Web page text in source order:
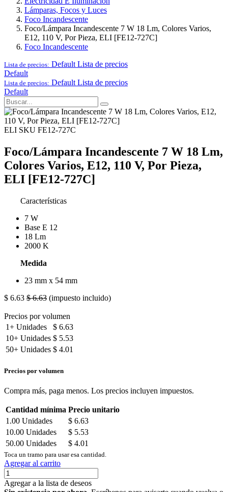
Lámparas, Focos y Luces
Foco Incandescente
Foco/Lámpara Incandescente 7 W 18 Lm, Colores Varios,
E12, 110 V, Por Pieza, ELI [FE12-727C]
Foco Incandescente
Lista de precios: Default Lista de precios
Default
Lista de precios: Default Lista de precios
Default
ELI SKU FE12-727C
Foco/Lámpara Incandescente 7 W 18 Lm,
Colores Varios, E12, 110 V, Por Pieza,
ELI [FE12-727C]
Características
7 W
Base E 12
18 Lm
2000 K
Medida
23 mm x 54 mm
$ 6.63 $6.63 (impuesto incluido)
Precios por volumen
1+ Unidades $ 6.63
10+ Unidades $ 5.53
50+ Unidades $ 4.01
Precios por volumen
Compra más, paga menos. Los precios incluyen impuestos.
Cantidad mínima Precio unitario
1.00 Unidades $ 6.63
10.00 Unidades $ 5.53
50.00 Unidades $ 4.01
Toca un tramo para usar esa cantidad.
Agregar al carrito
Agregar a la lista de deseos